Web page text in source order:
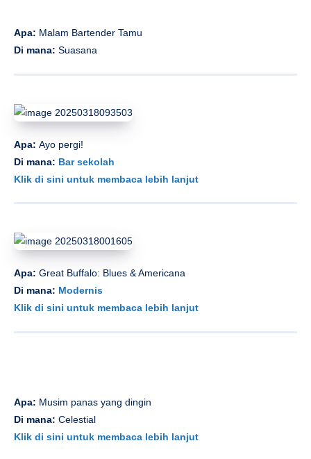
Apa: Malam Bartender Tamu
Di mana: Suasana
Apa: Ayo pergi!
Di mana: Bar sekolah
Klik di sini untuk membaca lebih lanjut
Apa: Great Buffalo: Blues & Americana
Di mana: Modernis
Klik di sini untuk membaca lebih lanjut
Apa: Musim panas yang dingin
Di mana: Celestial
Klik di sini untuk membaca lebih lanjut